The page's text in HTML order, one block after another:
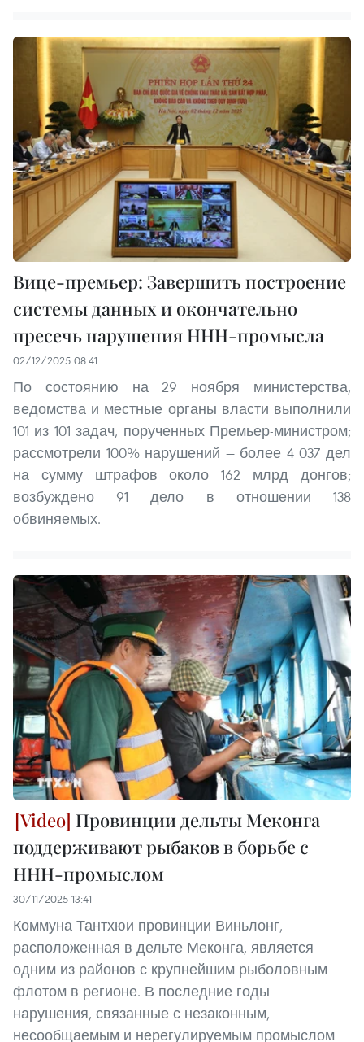
Вице-премьер: Завершить построение
системы данных и окончательно
пресечь нарушения ННН-промысла
02/12/2025 08:41
По состоянию на 29 ноября министерства,
ведомства и местные органы власти выполнили
101 из 101 задач, порученных Премьер-министром;
рассмотрели 100% нарушений — более 4 037 дел
на сумму штрафов около 162 млрд донгов;
возбуждено 91 дело в отношении 138
обвиняемых.
Провинции дельты Меконга
поддерживают рыбаков в борьбе с
ННН-промыслом
30/11/2025 13:41
Коммуна Тантхюи провинции Виньлонг,
расположенная в дельте Меконга, является
одним из районов с крупнейшим рыболовным
флотом в регионе. В последние годы
нарушения, связанные с незаконным,
несообщаемым и нерегулируемым промыслом